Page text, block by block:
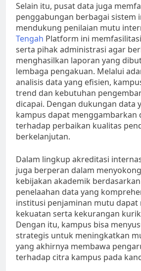
Selain itu, pusat data juga
penggabungan berbagai sistem
mendukung penilaian mutu
Tengah Platform ini
serta pihak administrasi agar
menghasilkan laporan yang
lembaga pengakuan. Melalui
analisis data yang efisien,
trend dan kebutuhan
dicapai. Dengan dukungan data
kampus dapat menggambarkan
terhadap perbaikan kualitas
berkelanjutan.
Dalam lingkup akreditasi
juga berperan dalam
kebijakan akademik
penelaahan data yang
institusi penjaminan mutu
kekuatan serta kekurangan
Dengan itu, kampus bisa
strategis untuk meningkatkan
yang akhirnya membawa
terhadap citra kampus pada